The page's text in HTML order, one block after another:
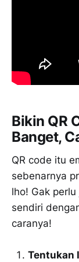
Bikin QR
Banget,
QR code itu
sebenarnya
lho! Gak
sendiri
caranya!
Tentukan